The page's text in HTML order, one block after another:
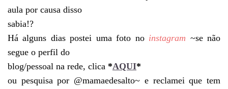
aula por causa disso
sabia!?
Há alguns dias postei uma foto no instagram ~se não
segue o perfil do
blog/pessoal na rede, clica *AQUI*
ou pesquisa por @mamaedesalto~ e reclamei que tem